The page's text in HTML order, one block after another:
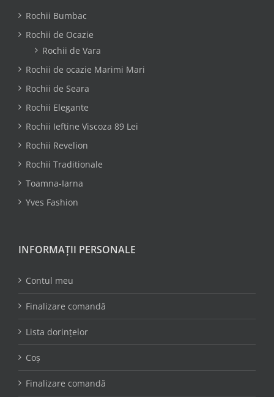
Rochii Bumbac
Rochii de Ocazie
Rochii de Vara
Rochii de ocazie Marimi Mari
Rochii de Seara
Rochii Elegante
Rochii Ieftine Viscoza 89 Lei
Rochii Revelion
Rochii Traditionale
Toamna-Iarna
Yves Fashion
INFORMAȚII PERSONALE
Contul meu
Finalizare comandă
Lista dorințelor
Coș
Finalizare comandă